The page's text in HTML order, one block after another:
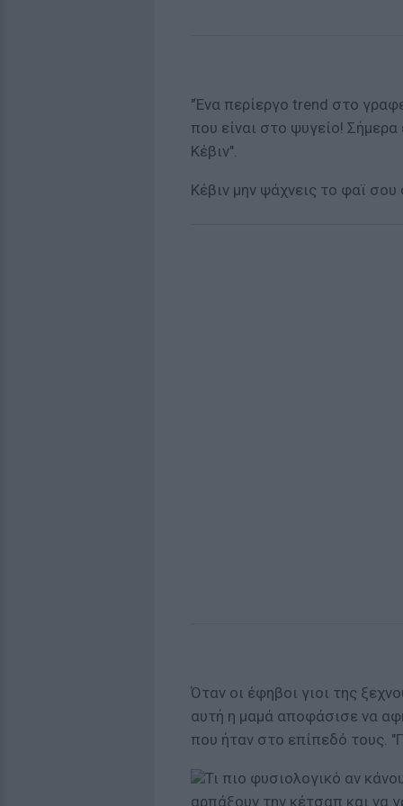
"Ένα περίεργο trend στο
που είναι στο ψυγείο!
Κέβιν".
Κέβιν μην ψάχνεις το φαϊ σου
Όταν οι έφηβοι γιοι της
αυτή η μαμά αποφάσισε να
που ήταν στο επίπεδό τους.
Τι πιο φυσιολογικό αν
αρπάξουν την κέτσαπ και να